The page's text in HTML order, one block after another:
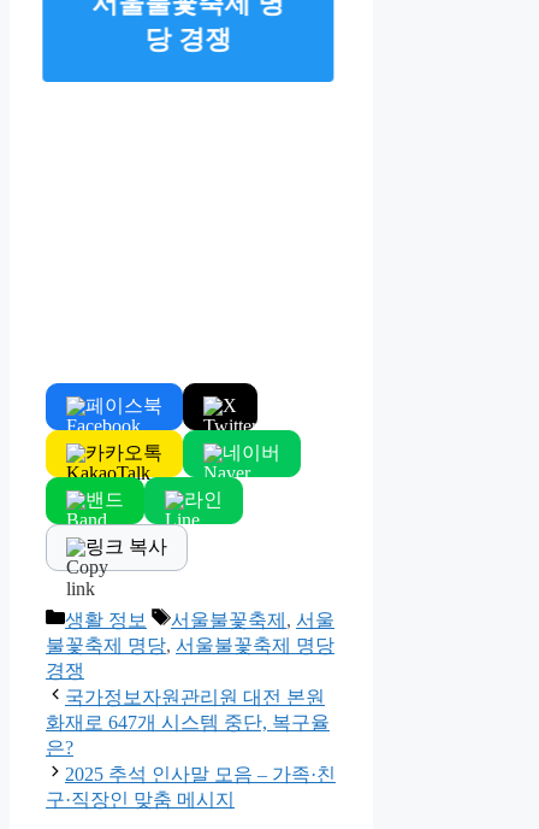
당 경쟁
페이스북 X
카카오톡 네이버
밴드 라인
링크 복사
Categories
생활 정보 Tags
서울불꽃축제 , 서울
불꽃축제 명당, 서울불꽃축제 명당
경쟁
국가정보자원관리원 대전 본원
화재로 647개 시스템 중단, 복구율
은?
2025 추석 인사말 모음 – 가족·친
구·직장인 맞춤 메시지